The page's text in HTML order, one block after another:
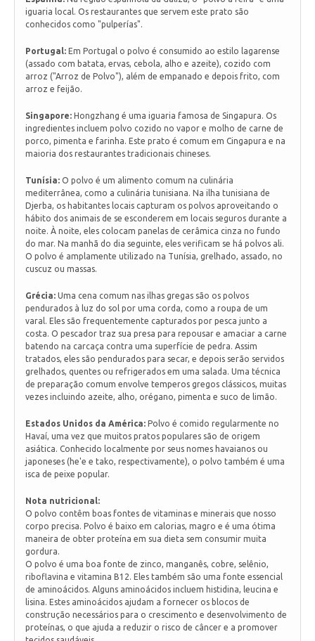
iguaria local. Os restaurantes que servem este prato são
conhecidos como "pulperías".
Portugal: Em Portugal o polvo é consumido ao estilo lagarense
(assado com batata, ervas, cebola, alho e azeite), cozido com
arroz ("Arroz de Polvo"), além de empanado e depois frito, com
arroz e feijão.
Singapore: Hongzhang é uma iguaria famosa de Singapura. Os
ingredientes incluem polvo cozido no vapor e molho de carne de
porco, pimenta e farinha. Este prato é comum em Cingapura e na
maioria dos restaurantes tradicionais chineses.
Tunísia: O polvo é um alimento comum na culinária
mediterrânea, como a culinária tunisiana. Na ilha tunisiana de
Djerba, os habitantes locais capturam os polvos aproveitando o
hábito dos animais de se esconderem em locais seguros durante a
noite. À noite, eles colocam panelas de cerâmica cinza no fundo
do mar. Na manhã do dia seguinte, eles verificam se há polvos ali.
O polvo é amplamente utilizado na Tunísia, grelhado, assado, no
cuscuz ou massas.
Grécia: Uma cena comum nas ilhas gregas são os polvos
pendurados à luz do sol por uma corda, como a roupa de um
varal. Eles são frequentemente capturados por pesca junto a
costa. O pescador traz sua presa para repousar e amaciar a carne
batendo na carcaça contra uma superfície de pedra. Assim
tratados, eles são pendurados para secar, e depois serão servidos
grelhados, quentes ou refrigerados em uma salada. Uma técnica
de preparação comum envolve temperos gregos clássicos, muitas
vezes incluindo azeite, alho, orégano, pimenta e suco de limão.
Estados Unidos da América: Polvo é comido regularmente no
Havaí, uma vez que muitos pratos populares são de origem
asiática. Conhecido localmente por seus nomes havaianos ou
japoneses (he'e e tako, respectivamente), o polvo também é uma
isca de peixe popular.
Nota nutricional:
O polvo contêm boas fontes de vitaminas e minerais que nosso
corpo precisa. Polvo é baixo em calorias, magro e é uma ótima
maneira de obter proteína em sua dieta sem consumir muita
gordura.
O polvo é uma boa fonte de zinco, manganês, cobre, selênio,
riboflavina e vitamina B12. Eles também são uma fonte essencial
de aminoácidos. Alguns aminoácidos incluem histidina, leucina e
lisina. Estes aminoácidos ajudam a fornecer os blocos de
construção necessários para o crescimento e desenvolvimento de
proteínas, o que ajuda a reduzir o risco de câncer e a promover